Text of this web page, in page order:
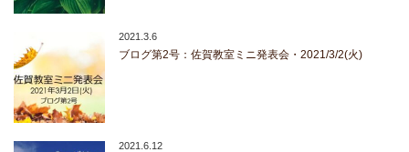
2021.3.6
ブログ第2号：佐賀教室ミニ発表会・2021/3/2(火)
2021.6.12